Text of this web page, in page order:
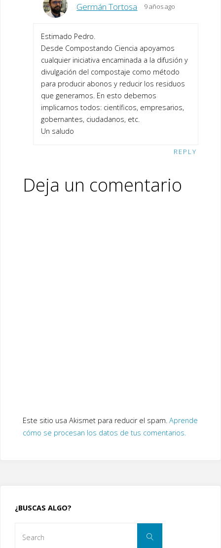
Germán Tortosa 9 años ago
Estimado Pedro.
Desde Compostando Ciencia apoyamos
cualquier iniciativa encaminada a la difusión y
divulgación del compostaje como método
para producir abonos y reducir los residuos
que generamos. En esto debemos
implicarnos todos: científicos, empresarios,
gobernantes, ciudadanos, etc.
Un saludo
REPLY
Deja un comentario
Este sitio usa Akismet para reducir el spam. Aprende
cómo se procesan los datos de tus comentarios.
¿BUSCAS ALGO?
Search